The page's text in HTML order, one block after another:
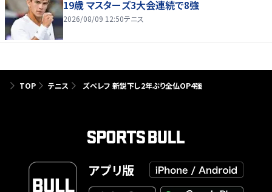
19歳 マスターズ3大会連続で8強
2026/08/09 12:50テニス
TOP テニス ズベレフ 新鋭下し2年ぶり全仏OP4強
アプリ版